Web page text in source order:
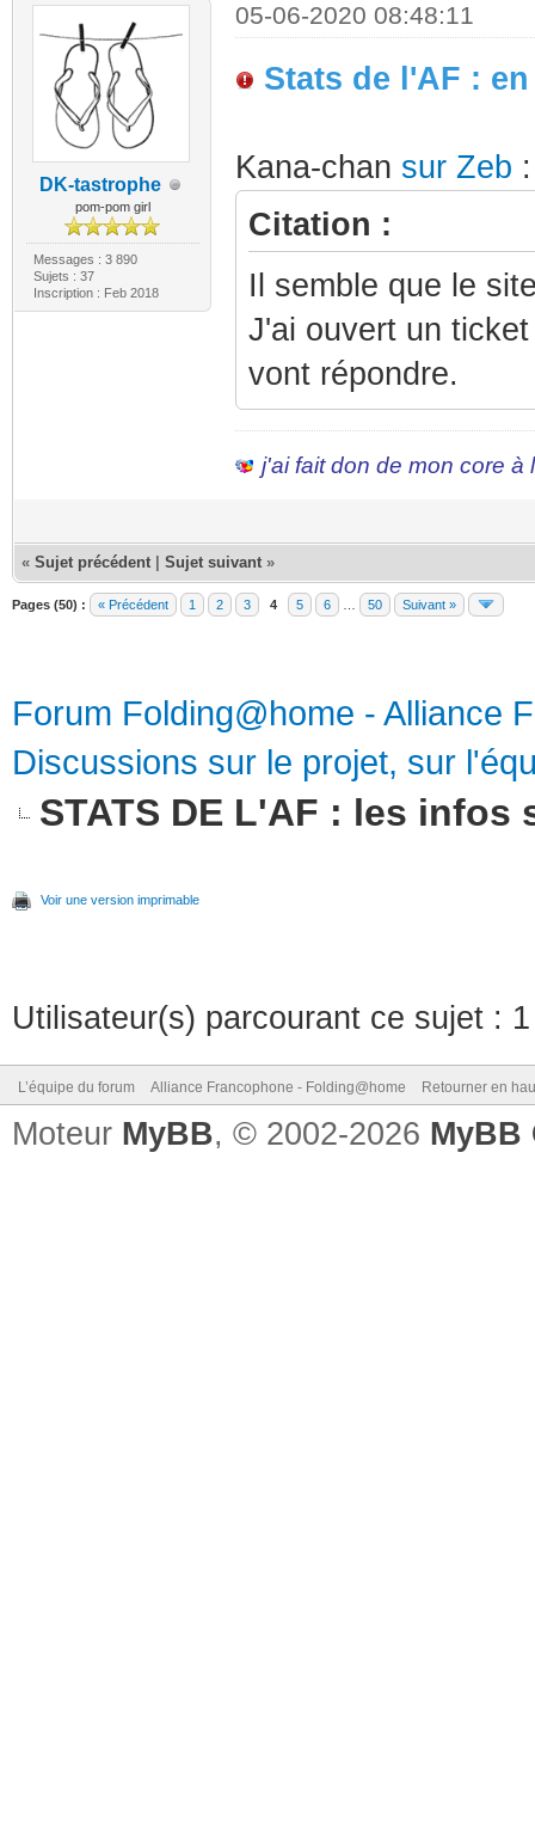
DK-tastrophe
pom-pom girl
Messages : 3 890
Sujets : 37
Inscription : Feb 2018
05-06-2020 08:48:11
Stats de l'AF :
Kana-chan sur Zeb :
Citation :
Il semble que le
J'ai ouvert un
vont répondre.
j'ai fait don de mon core à
« Sujet précédent Sujet suivant »
Pages (50) : « Précédent 1 2 3 4 5 6 50 Suivant »
Forum Folding@home - Alliance
Discussions sur le projet, sur
STATS DE L'AF : les infos
Voir une version imprimable
Utilisateur(s) parcourant ce sujet :
L’équipe du forum Alliance Francophone - Folding@home Retourner en
Moteur MyBB, © 2002-2026 MyBB